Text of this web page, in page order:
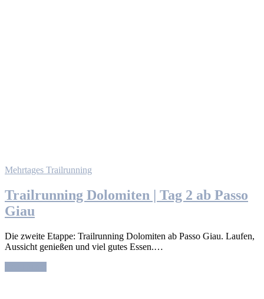
Mehrtages Trailrunning
Trailrunning Dolomiten | Tag 2 ab Passo
Giau
Die zweite Etappe: Trailrunning Dolomiten ab Passo Giau. Laufen,
Aussicht genießen und viel gutes Essen.…